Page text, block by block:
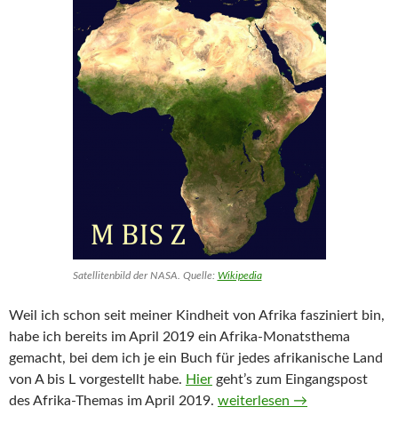
Satellitenbild der NASA. Quelle: Wikipedia
Weil ich schon seit meiner Kindheit von Afrika fasziniert bin,
habe ich bereits im April 2019 ein Afrika-Monatsthema
gemacht, bei dem ich je ein Buch für jedes afrikanische Land
von A bis L vorgestellt habe. Hier geht’s zum Eingangspost
des Afrika-Themas im April 2019. Afrika-Monatsthema
weiterlesen →